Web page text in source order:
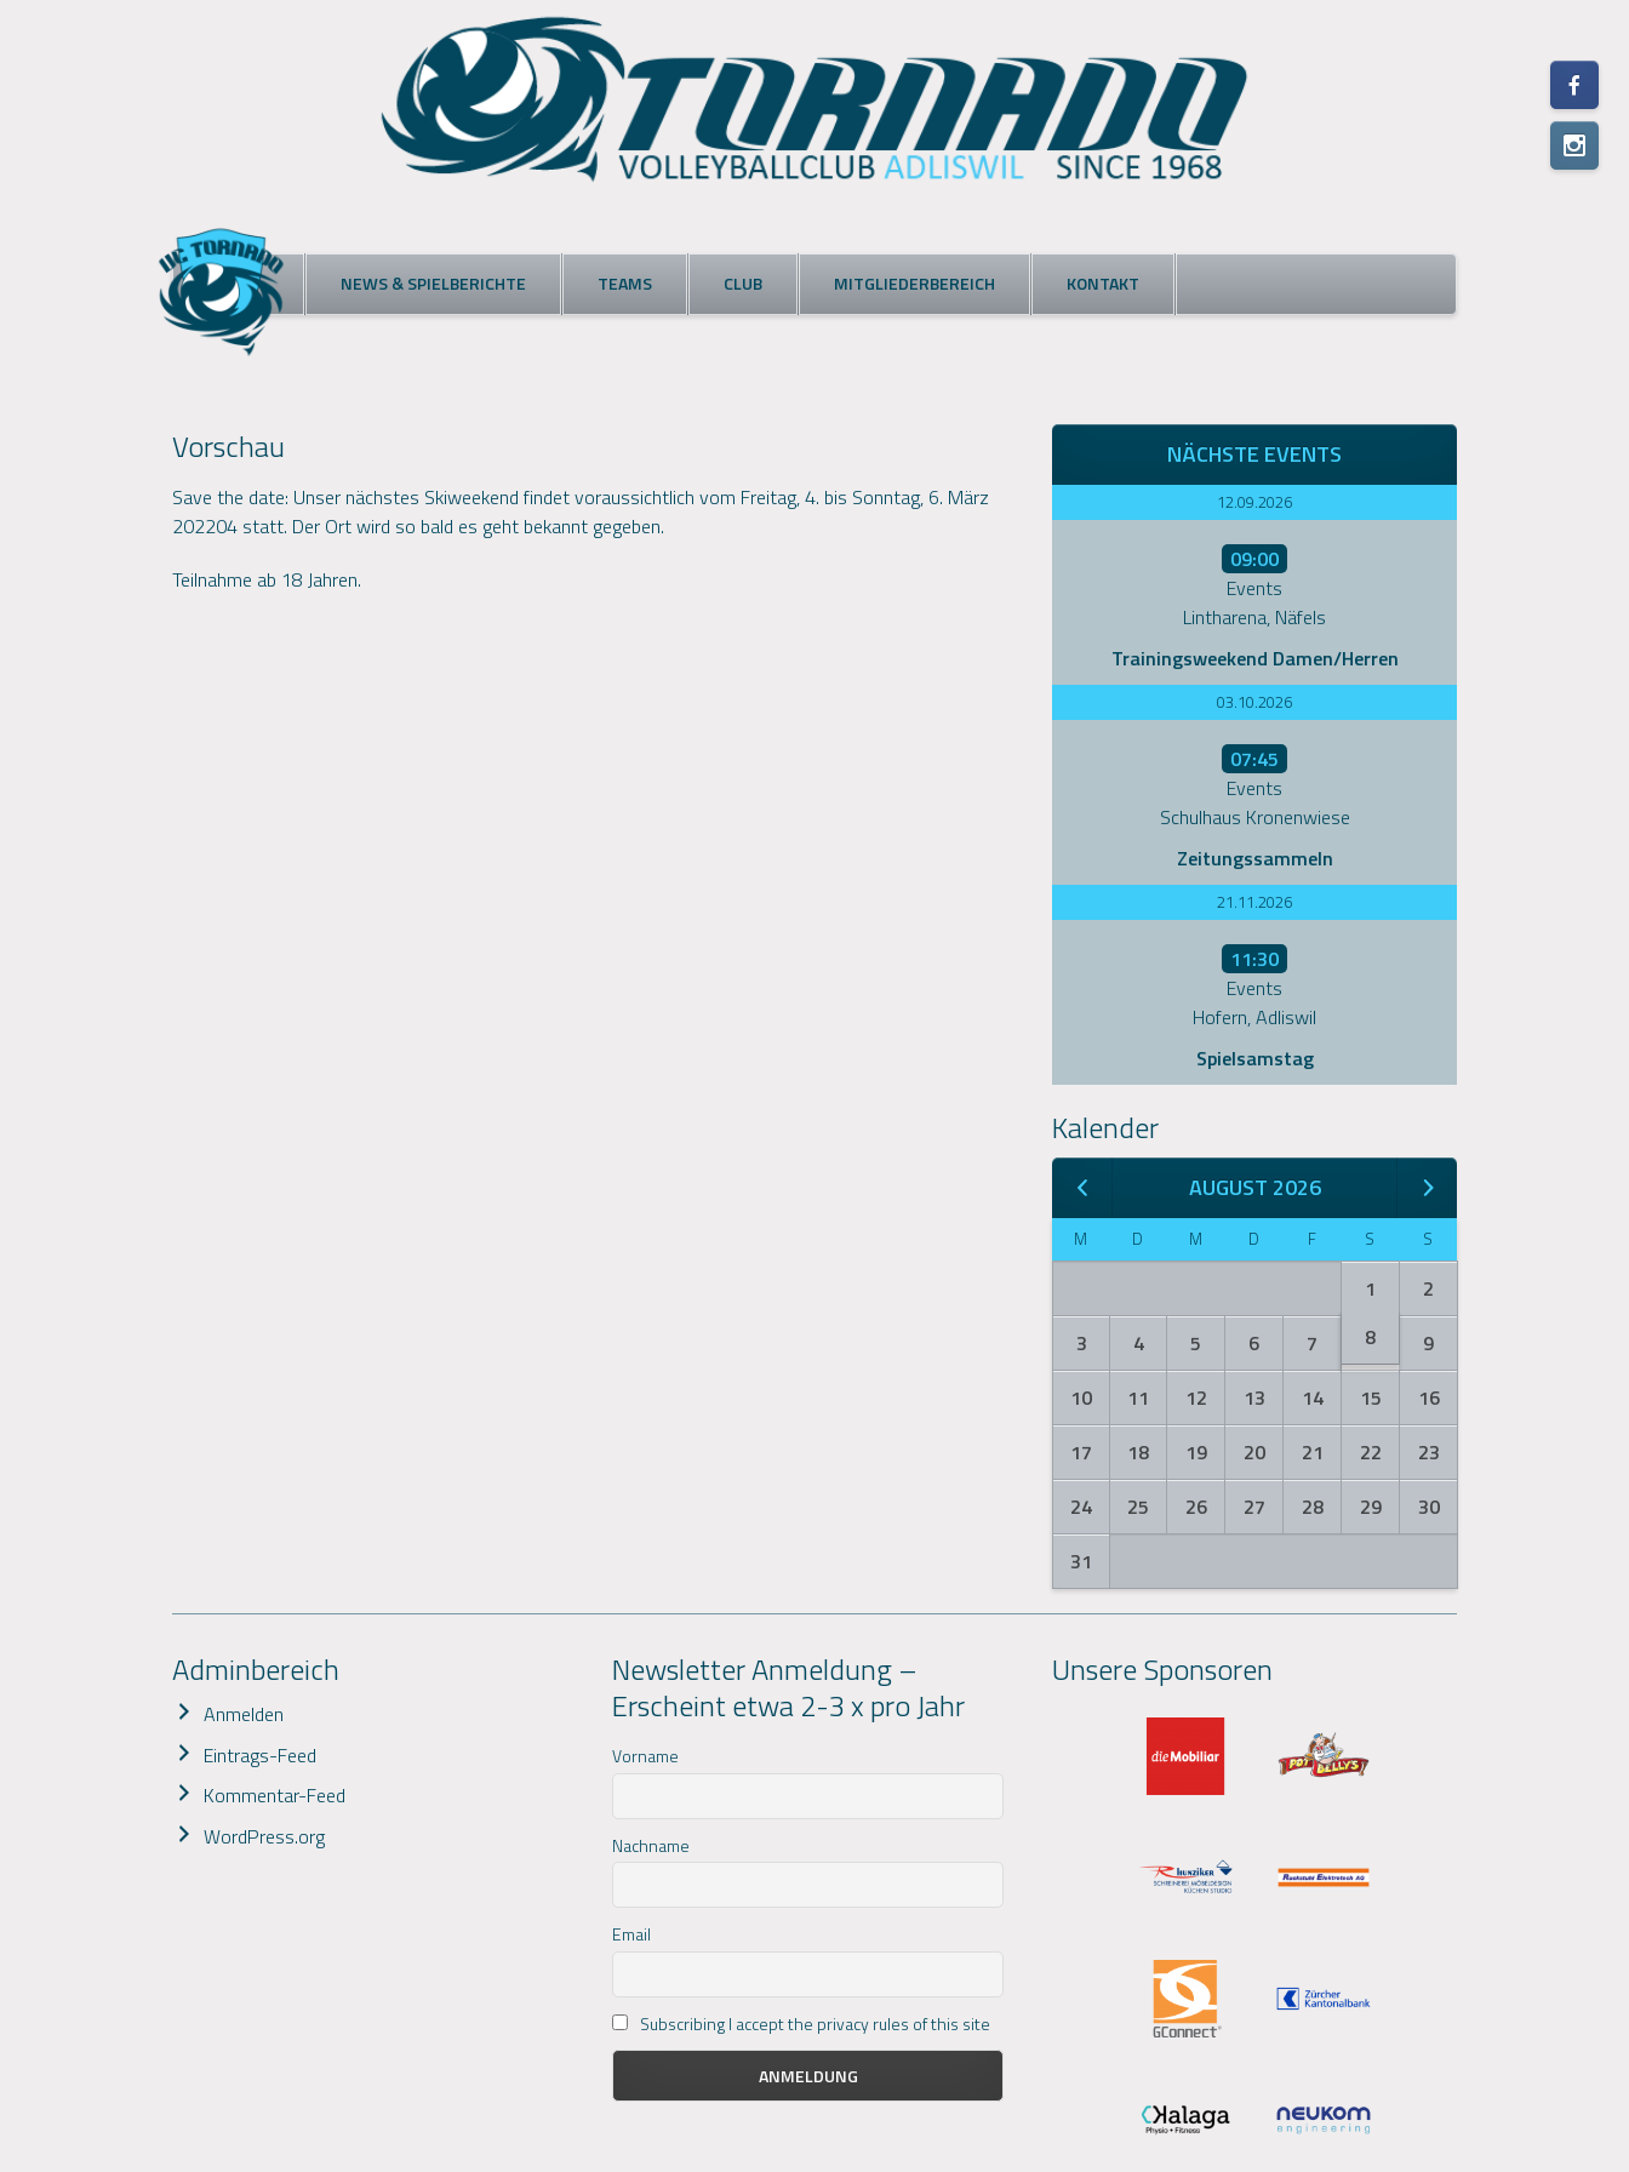
NEWS & SPIELBERICHTE TEAMS CLUB MITGLIEDERBEREICH KONTAKT
Vorschau
Save the date: Unser nächstes Skiweekend findet voraussichtlich vom Freitag, 4. bis Sonntag, 6. März
202204 statt. Der Ort wird so bald es geht bekannt gegeben.
Teilnahme ab 18 Jahren.
NÄCHSTE EVENTS
12.09.2026
09:00
Events
Lintharena, Näfels
Trainingsweekend Damen/Herren
03.10.2026
07:45
Events
Schulhaus Kronenwiese
Zeitungssammeln
21.11.2026
11:30
Events
Hofern, Adliswil
Spielsamstag
Kalender
AUGUST 2026
M D M D F S S
1
2
3
4 5 6 7 8
9
10
11 12 13 14 15
16
17
18 19 20 21 22
23
24
25 26 27 28 29
30
31
Adminbereich
Anmelden
Eintrags-Feed
Kommentar-Feed
WordPress.org
Newsletter Anmeldung –
Erscheint etwa 2-3 x pro Jahr
Vorname
Nachname
Email
Subscribing I accept the privacy rules of this site
Unsere Sponsoren